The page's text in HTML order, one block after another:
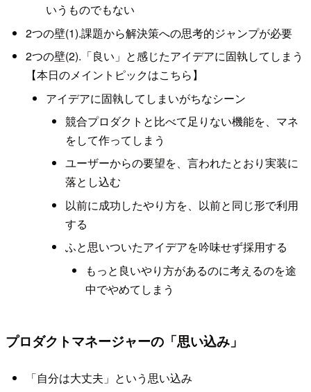
いうものでもない
2つの壁(1).課題から解決策への思考的ジャンプが必要
2つの壁(2).「良い」と感じたアイデアに固執してしまう
【本日のメイントピックはこちら】
アイデアに固執してしまいがちなシーン
競合プロダクトと比べて足りない機能を、マネ
をして作ってしまう
ユーザーからの要望を、言われたとおり実装に
落とし込む
以前に成功したやり方を、以前と同じ形で利用
する
ふと思いついたアイデアを吟味せず採用する
もっと良いやり方があるのに考えるのを途
中でやめてしまう
プロダクトマネージャーの「思い込み」
「自分は大丈夫」という思い込み